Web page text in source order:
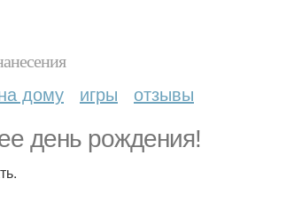
дому игры отзывы
день рождения!